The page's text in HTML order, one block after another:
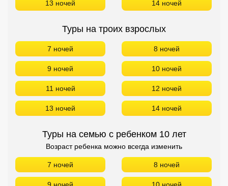
Туры на семью с ребенком 10 лет
Возраст ребенка можно всегда изменить
7 ночей 8 ночей
9 ночей 10 ночей
11 ночей 12 ночей
БРОНИРОВАНИЕ в Domes Of Elounda Autograph Collection
(Ex. Domes Of Elounda Boutique Beach Resort) БЕЗ